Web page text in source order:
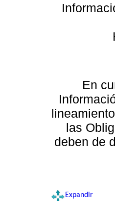
En
las
deben de
Expandir